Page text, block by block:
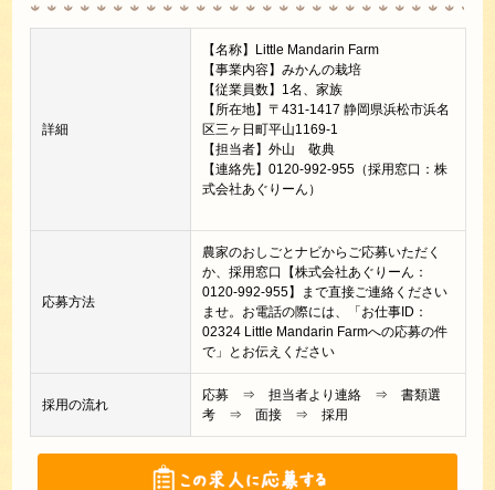
詳細
【名称】Little Mandarin Farm
【事業内容】みかんの栽培
【従業員数】1名、家族
【所在地】〒431-1417 静岡県浜松市浜名
区三ヶ日町平山1169-1
【担当者】外山 敬典
【連絡先】0120-992-955（採用窓口：株
式会社あぐりーん）
応募方法
農家のおしごとナビからご応募いただく
か、採用窓口【株式会社あぐりーん：
0120-992-955】まで直接ご連絡ください
ませ。お電話の際には、「お仕事ID：
02324 Little Mandarin Farmへの応募の件
で」とお伝えください
採用の流れ
応募 ⇒ 担当者より連絡 ⇒ 書類選
考 ⇒ 面接 ⇒ 採用